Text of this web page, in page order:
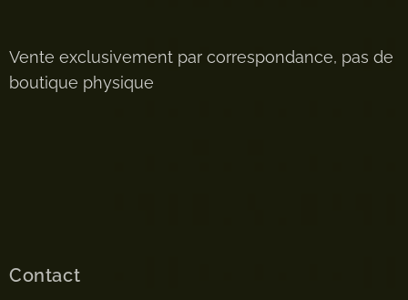
Vente exclusivement par correspondance, pas de
boutique physique
Contact